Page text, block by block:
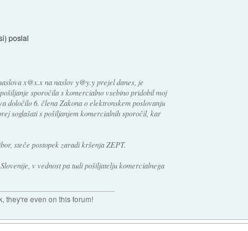
poslal
x@x.x na naslov y@y.y prejel danes, je
sporočila s komercialno vsebino pridobil moj
določilo 6. člena Zakona o elektronskem poslovanju
soglašati s pošiljanjem komercialnih sporočil, kar
steče postopek zaradi kršenja ZEPT.
v vednost pa tudi pošiljatelju komercialnega
they're even on this forum!